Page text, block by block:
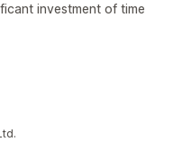
investment of time